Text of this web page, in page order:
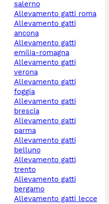
salerno
allevamento gatti roma
allevamento gatti
ancona
allevamento gatti
emilia-romagna
allevamento gatti
verona
allevamento gatti
foggia
allevamento gatti
brescia
allevamento gatti
parma
allevamento gatti
belluno
allevamento gatti
trento
allevamento gatti
bergamo
allevamento gatti lecce